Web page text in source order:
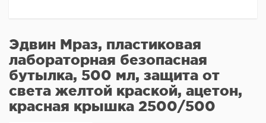
Эдвин Мраз, пластиковая
лабораторная безопасная
бутылка, 500 мл, защита от
света желтой краской, ацетон,
красная крышка 2500/500